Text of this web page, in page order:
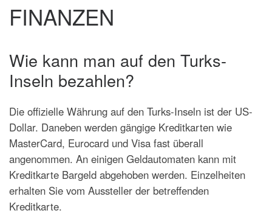
FINANZEN
Wie kann man auf den Turks-
Inseln bezahlen?
Die offizielle Währung auf den Turks-Inseln ist der US-
Dollar. Daneben werden gängige Kreditkarten wie
MasterCard, Eurocard und Visa fast überall
angenommen. An einigen Geldautomaten kann mit
Kreditkarte Bargeld abgehoben werden. Einzelheiten
erhalten Sie vom Aussteller der betreffenden
Kreditkarte.